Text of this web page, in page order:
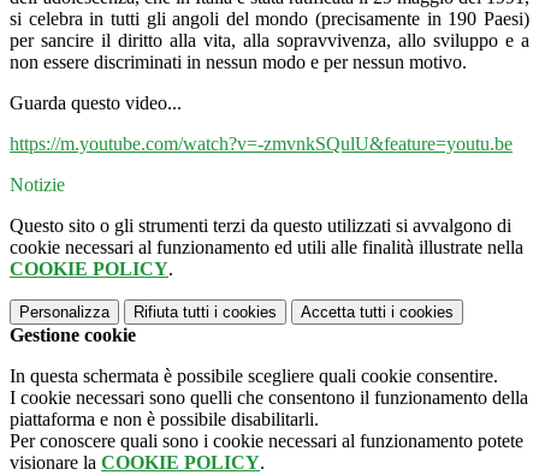
si celebra in tutti gli angoli del mondo (precisamente in 190 Paesi)
per sancire il diritto alla vita, alla sopravvivenza, allo sviluppo e a
non essere discriminati in nessun modo e per nessun motivo.
Guarda questo video...
https://m.youtube.com/watch?v=-zmvnkSQulU&feature=youtu.be
Notizie
Questo sito o gli strumenti terzi da questo utilizzati si avvalgono di
cookie necessari al funzionamento ed utili alle finalità illustrate nella
COOKIE POLICY.
Personalizza Rifiuta tutti i cookies Accetta tutti i cookies
Gestione cookie
In questa schermata è possibile scegliere quali cookie consentire.
I cookie necessari sono quelli che consentono il funzionamento della
piattaforma e non è possibile disabilitarli.
Per conoscere quali sono i cookie necessari al funzionamento potete
visionare la COOKIE POLICY.